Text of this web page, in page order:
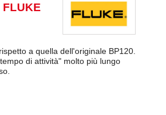
FLUKE
a quella dell'originale BP120.
di attività" molto più lungo